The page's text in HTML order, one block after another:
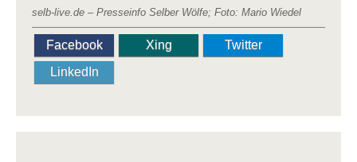
selb-live.de – Presseinfo Selber Wölfe; Foto: Mario Wiedel
Facebook Xing
Twitter
LinkedIn